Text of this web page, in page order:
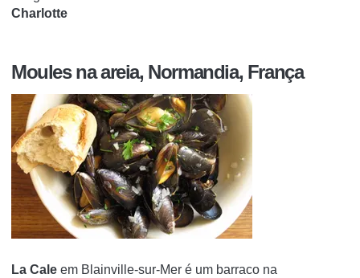
Charlotte
Moules na areia, Normandia, França
La Cale em Blainville-sur-Mer é um barraco na